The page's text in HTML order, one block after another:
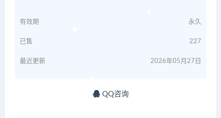
有效期 永久
已售 227
最近更新 2026年05月27日
QQ咨询